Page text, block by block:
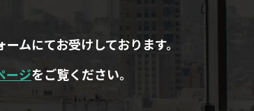
ムにてお受けしております。
ージをご覧ください。